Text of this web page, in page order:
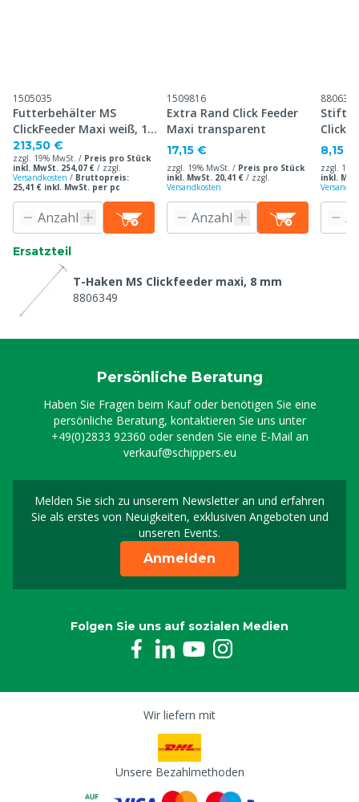
1505035
Futterbehälter MS
ClickFeeder Maxi weiß, 10
Stück
213,50 €
zzgl. 19% MwSt. / Preis pro Stück
inkl. MwSt. 254,07 € / zzgl.
Versandkosten / Bruttopreis:
25,41 € inkl. MwSt. per pc
1509816
Extra Rand Click Feeder
Maxi transparent
17,15 €
zzgl. 19% MwSt. / Preis pro Stück
inkl. MwSt. 20,41 € / zzgl.
Versandkosten
8806379
Stift
8,15 €
zzgl.
inkl.
Ersatzteil
T-Haken MS Clickfeeder maxi, 8 mm
8806349
Persönliche Beratung
Haben Sie Fragen beim Kauf oder benötigen Sie eine
persönliche Beratung, kontaktieren Sie uns unter
+49(0)2833 92360 oder senden Sie eine E-Mail an
verkauf@schippers.eu
Melden Sie sich zu unserem Newsletter an und erfahren
Sie als erstes von Neuigkeiten, exklusiven Angeboten und
unseren Events.
Melden Sie sich für
Anmelden
Folgen Sie uns auf sozialen Medien
Wir liefern mit
Unsere Bezahlmethoden